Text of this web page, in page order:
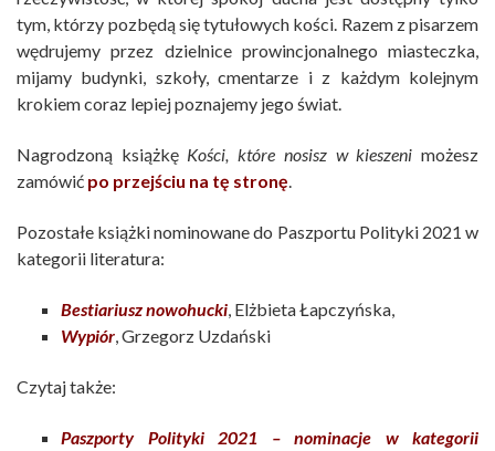
tym, którzy pozbędą się tytułowych kości. Razem z pisarzem
wędrujemy przez dzielnice prowincjonalnego miasteczka,
mijamy budynki, szkoły, cmentarze i z każdym kolejnym
krokiem coraz lepiej poznajemy jego świat.
Nagrodzoną książkę Kości, które nosisz w kieszeni możesz
zamówić po przejściu na tę stronę.
Pozostałe książki nominowane do Paszportu Polityki 2021 w
kategorii literatura:
Bestiariusz nowohucki, Elżbieta Łapczyńska,
Wypiór, Grzegorz Uzdański
Czytaj także:
Paszporty Polityki 2021 – nominacje w kategorii